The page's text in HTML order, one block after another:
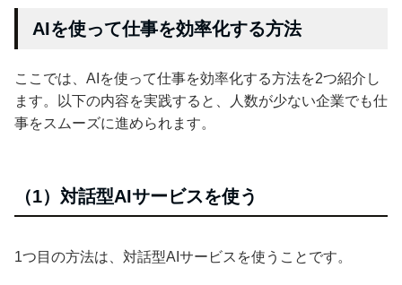
AIを使って仕事を効率化する方法
ここでは、AIを使って仕事を効率化する方法を2つ紹介し
ます。以下の内容を実践すると、人数が少ない企業でも仕
事をスムーズに進められます。
（1）対話型AIサービスを使う
1つ目の方法は、対話型AIサービスを使うことです。